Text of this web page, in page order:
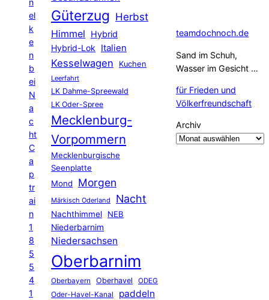
el
k
e
n
b
ei
N
a
c
ht
C
a
p
tr
ai
n
1
8
5
5
4
1
Güterzug Herbst
Himmel
Hybrid
Hybrid-Lok Italien
Kesselwagen Kuchen
Leerfahrt
LK Dahme-Spreewald
LK Oder-Spree
Mecklenburg-
Vorpommern
Mecklenburgische
Seenplatte
Mond
Morgen
Märkisch Oderland Nacht
Nachthimmel
NEB
Niederbarnim
Niedersachsen
Oberbarnim
Oberbayern Oberhavel ODEG
Oder-Havel-Kanal paddeln
teamdochnoch.de
Sand im Schuh,
Wasser im Gesicht …
für Frieden und
Völkerfreundschaft
Archiv